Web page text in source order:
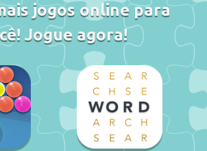
jogos online para
Jogue agora!